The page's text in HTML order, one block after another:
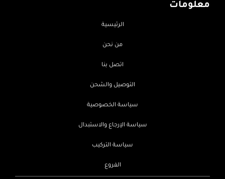
معلومات
الرئيسية
من نحن
اتصل بنا
التوصيل والشحن
سياسة الخصوصية
سياسة الإرجاع والاستبدال
سياسة التركيب
الفروع